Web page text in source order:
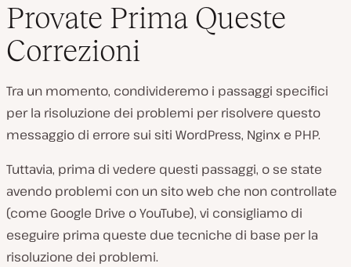
Provate Prima Queste
Correzioni
Tra un momento, condivideremo i passaggi specifici
per la risoluzione dei problemi per risolvere questo
messaggio di errore sui siti WordPress, Nginx e PHP.
Tuttavia, prima di vedere questi passaggi, o se state
avendo problemi con un sito web che non controllate
(come Google Drive o YouTube), vi consigliamo di
eseguire prima queste due tecniche di base per la
risoluzione dei problemi.